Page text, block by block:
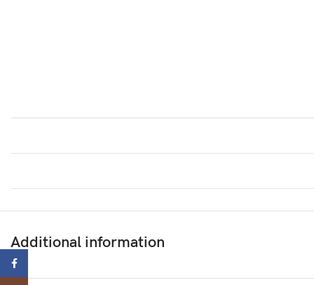
Additional information